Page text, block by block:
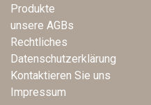
Produkte
unsere AGBs
Rechtliches
Datenschutzerklärung
Kontaktieren Sie uns
Impressum